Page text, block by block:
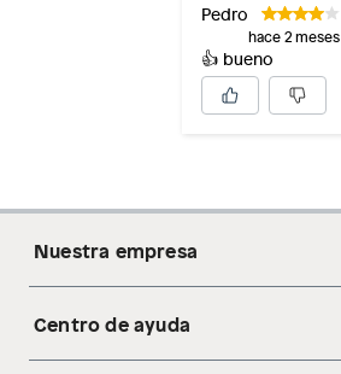
Pedro
hace 2 meses
👍 bueno
Nuestra empresa
Acerca de nosotros
Centro de ayuda